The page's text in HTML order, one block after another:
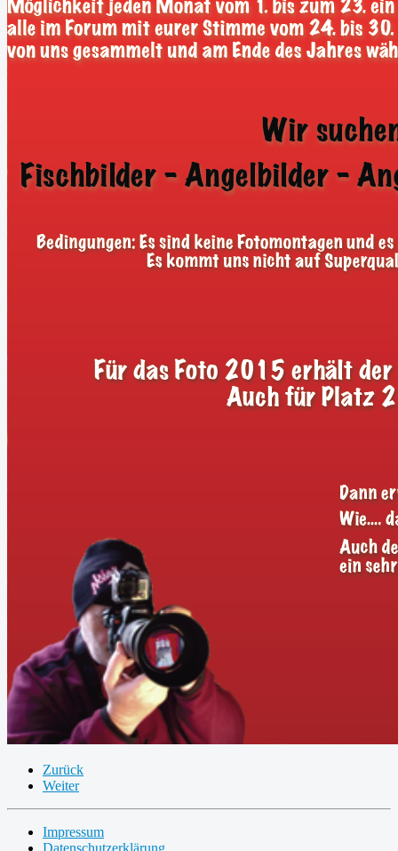
Zurück
Weiter
Impressum
Datenschutzerklärung